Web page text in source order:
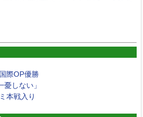
際OP優勝
憂しない」
本戦入り